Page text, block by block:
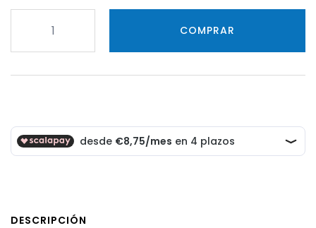
6
cantidad
COMPRAR
DESCRIPCIÓN